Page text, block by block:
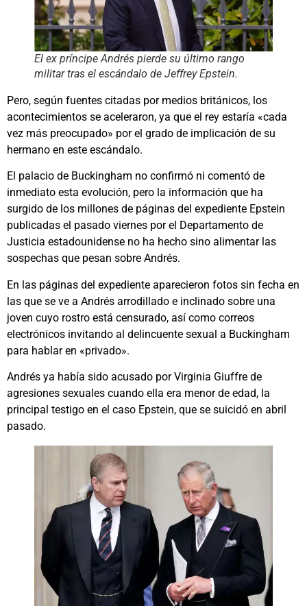
El ex príncipe Andrés pierde su último rango
militar tras el escándalo de Jeffrey Epstein.
Pero, según fuentes citadas por medios británicos, los
acontecimientos se aceleraron, ya que el rey estaría «cada
vez más preocupado» por el grado de implicación de su
hermano en este escándalo.
El palacio de Buckingham no confirmó ni comentó de
inmediato esta evolución, pero la información que ha
surgido de los millones de páginas del expediente Epstein
publicadas el pasado viernes por el Departamento de
Justicia estadounidense no ha hecho sino alimentar las
sospechas que pesan sobre Andrés.
En las páginas del expediente aparecieron fotos sin fecha en
las que se ve a Andrés arrodillado e inclinado sobre una
joven cuyo rostro está censurado, así como correos
electrónicos invitando al delincuente sexual a Buckingham
para hablar en «privado».
Andrés ya había sido acusado por Virginia Giuffre de
agresiones sexuales cuando ella era menor de edad, la
principal testigo en el caso Epstein, que se suicidó en abril
pasado.